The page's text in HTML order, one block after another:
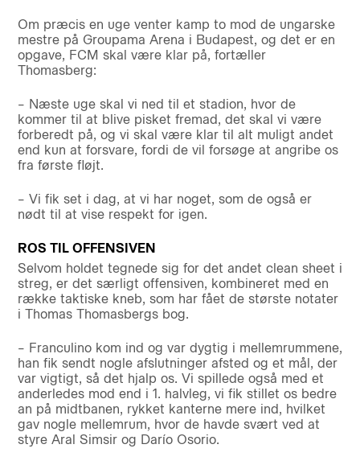
Om præcis en uge venter kamp to mod de ungarske
mestre på Groupama Arena i Budapest, og det er en
opgave, FCM skal være klar på, fortæller
Thomasberg:
– Næste uge skal vi ned til et stadion, hvor de
kommer til at blive pisket fremad, det skal vi være
forberedt på, og vi skal være klar til alt muligt andet
end kun at forsvare, fordi de vil forsøge at angribe os
fra første fløjt.
– Vi fik set i dag, at vi har noget, som de også er
nødt til at vise respekt for igen.
ROS TIL OFFENSIVEN
Selvom holdet tegnede sig for det andet clean sheet i
streg, er det særligt offensiven, kombineret med en
række taktiske kneb, som har fået de største notater
i Thomas Thomasbergs bog.
– Franculino kom ind og var dygtig i mellemrummene,
han fik sendt nogle afslutninger afsted og et mål, der
var vigtigt, så det hjalp os. Vi spillede også med et
anderledes mod end i 1. halvleg, vi fik stillet os bedre
an på midtbanen, rykket kanterne mere ind, hvilket
gav nogle mellemrum, hvor de havde svært ved at
styre Aral Simsir og Darío Osorio.